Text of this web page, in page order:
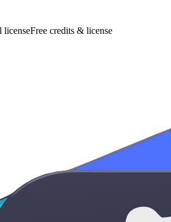
licenseFree credits & license